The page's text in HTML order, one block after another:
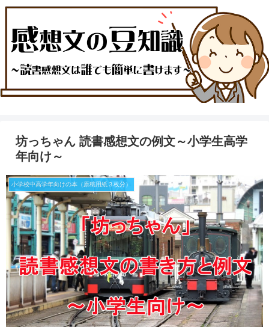
坊っちゃん 読書感想文の例文～小学生高学
年向け～
小学校中高学年向けの本（原稿用紙３枚分）